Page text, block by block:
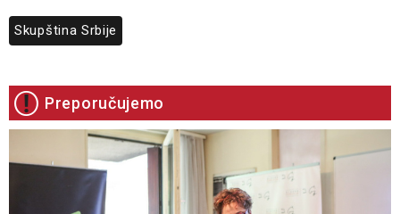
Skupština Srbije
Preporučujemo